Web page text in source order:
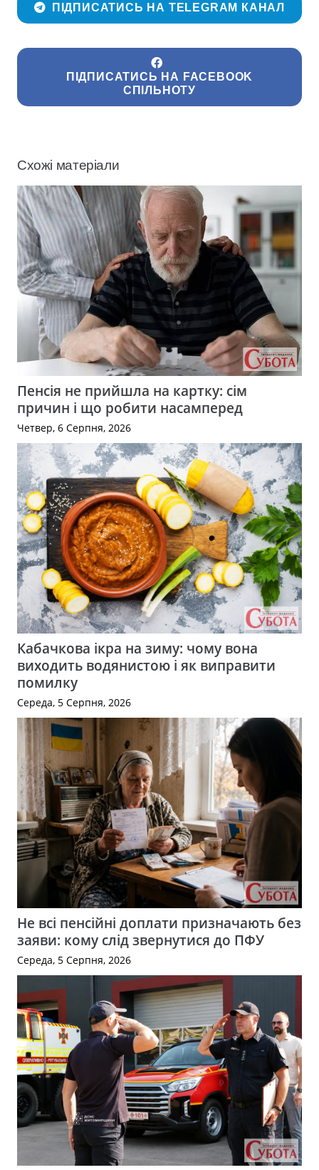
ПІДПИСАТИСЬ НА TELEGRAM КАНАЛ
ПІДПИСАТИСЬ НА FACEBOOK
СПІЛЬНОТУ
Схожі матеріали
Пенсія не прийшла на картку: сім
причин і що робити насамперед
Четвер, 6 Серпня, 2026
Кабачкова ікра на зиму: чому вона
виходить водянистою і як виправити
помилку
Середа, 5 Серпня, 2026
Не всі пенсійні доплати призначають без
заяви: кому слід звернутися до ПФУ
Середа, 5 Серпня, 2026